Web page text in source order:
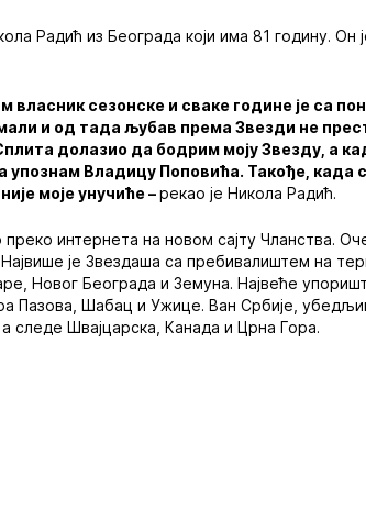
Радић из Београда који има 81 годину. Он
сезонске и сваке године је са
и од тада љубав према Звезди не
долазио да бодрим моју Звезду, а
упознам Владицу Поповића. Такође, када
моје унучиће –рекао је Никола Радић.
интернета на новом сајту Чланства.
је Звездаша са пребивалиштем на
Новог Београда и Земуна. Највеће
Пазова, Шабац и Ужице. Ван Србије,
следе Швајцарска, Канада и Црна Гора.